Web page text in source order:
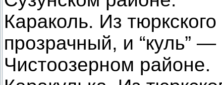
Караколь. Из
прозрачный, и “куль”
Чистоозерном районе.